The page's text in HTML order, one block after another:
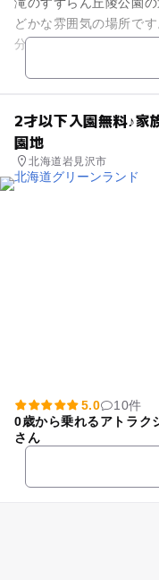
どかな雰囲気の場所で
分で釣った魚やザリガ
ます。食堂では魚料理
2才以下入園無料♪家
園地
北海道岩見沢市
5.0
10件
0歳から乗れるアトラク
さん